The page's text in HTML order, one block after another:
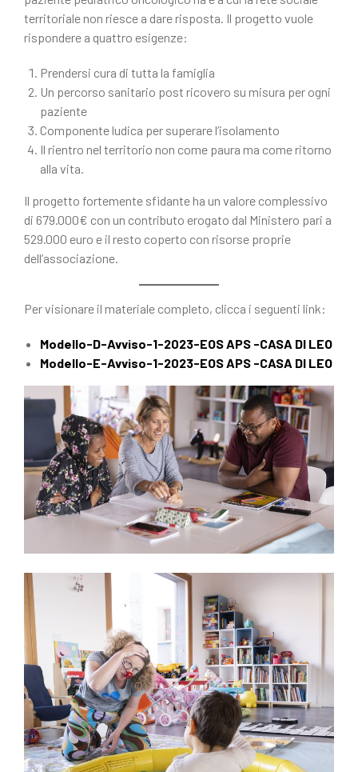
territoriale non riesce a dare risposta. Il progetto vuole
rispondere a quattro esigenze:
Prendersi cura di tutta la famiglia
Un percorso sanitario post ricovero su misura per ogni
paziente
Componente ludica per superare l’isolamento
Il rientro nel territorio non come paura ma come ritorno
alla vita.
Il progetto fortemente sfidante ha un valore complessivo
di 679.000€ con un contributo erogato dal Ministero pari a
529.000 euro e il resto coperto con risorse proprie
dell’associazione.
Per visionare il materiale completo, clicca i seguenti link:
Modello-D-Avviso-1-2023-EOS APS -CASA DI LEO
Modello-E-Avviso-1-2023-EOS APS -CASA DI LEO